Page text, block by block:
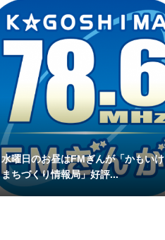
水曜日のお昼はFMぎんが「かもいけ
まちづくり情報局」好評...